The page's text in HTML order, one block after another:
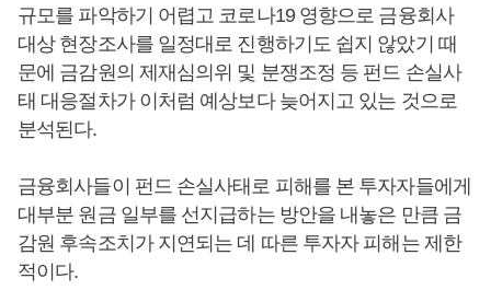
규모를 파악하기 어렵고 코로나19 영향으로 금융회사
대상 현장조사를 일정대로 진행하기도 쉽지 않았기 때
문에 금감원의 제재심의위 및 분쟁조정 등 펀드 손실사
태 대응절차가 이처럼 예상보다 늦어지고 있는 것으로
분석된다.
금융회사들이 펀드 손실사태로 피해를 본 투자자들에게
대부분 원금 일부를 선지급하는 방안을 내놓은 만큼 금
감원 후속조치가 지연되는 데 따른 투자자 피해는 제한
적이다.